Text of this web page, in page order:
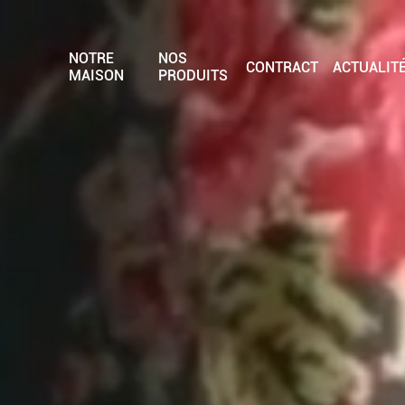
NOTRE
MAISON
NOS
PRODUITS
CONTRACT